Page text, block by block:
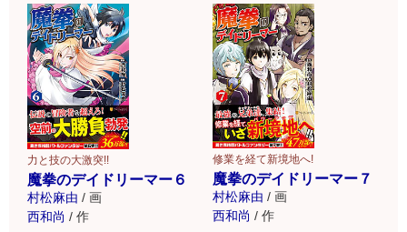
力と技の大激突!!
魔拳のデイドリーマー６
村松麻由 / 画
西和尚 / 作
修業を経て新境地へ!
魔拳のデイドリーマー７
村松麻由 / 画
西和尚 / 作